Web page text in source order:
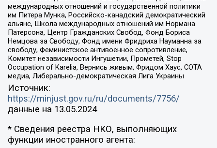
международных отношений и государственной политики
им Питера Мунка, Российско-канадский демократический
альянс, Школа международных отношений им Нормана
Патерсона, Центр Гражданских Свобод, Фонд Бориса
Немцова за Свободу, Фонд имени Фридриха Науманна за
свободу, Феминистское антивоенное сопротивление,
Комитет независимости Ингушетии, Прометей, Stop
Occupation of Karelia, Вернись живым, Фридом Хаус, СОТА
медиа, Либерально-демократическая Лига Украины
Источник:
https://minjust.gov.ru/ru/documents/7756/
данные на 13.05.2024
* Сведения реестра НКО, выполняющих
функции иностранного агента: